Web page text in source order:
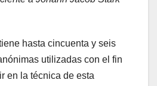
hasta cincuenta y seis
utilizadas con el fin
en la técnica de esta